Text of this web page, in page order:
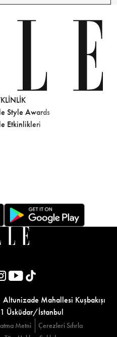
Style Awards
Etkinlikleri
Mahallesi Kuşbakışı
Üsküdar/İstanbul
Metni
Çerezleri Sıfırla